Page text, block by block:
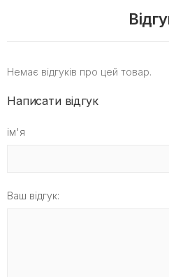
Немає відгуків про цей товар.
Написати відгук
ім'я
Ваш відгук: